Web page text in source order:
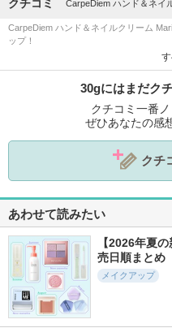
クチコミ CarpeDiem ハンド＆ネイ
CarpeDiem ハンド＆ネイルクリーム
ップ！
30gにはまだク
クチコミ一番
ぜひあなたの感
クチ
あわせて読みたい
【2026年夏
売日順まとめ
メイクアップ